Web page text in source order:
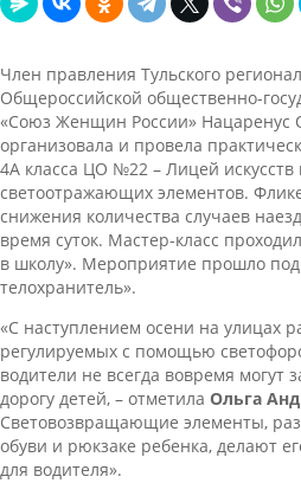
Член правления Тульского
Общероссийской общественно-
«Союз Женщин России» Нацаренус
организовала и провела
4А класса ЦО №22 – Лицей искусств
светоотражающих элементов.
снижения количества случаев
время суток. Мастер-класс
в школу». Мероприятие прошло
телохранитель».
«С наступлением осени на улицах
регулируемых с помощью
водители не всегда вовремя могут
дорогу детей, – отметила Ольга
Световозвращающие элементы,
обуви и рюкзаке ребенка, делают
для водителя».